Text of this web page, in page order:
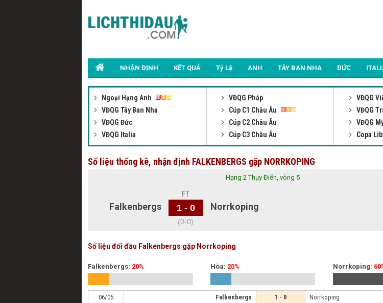
NHẬN ĐỊNH KẾT QUẢ Tỷ Lệ ANH TÂY BAN NHA ĐỨC
Ngoại Hạng Anh
VĐQG Tây Ban Nha
VĐQG Đức
VĐQG Italia
VĐQG Pháp
Cúp C1 Châu Âu
Cúp C2 Châu Âu
Cúp C3 Châu Âu
VĐQG
VĐQG
VĐQG
Copa
Số liệu thống kê, nhận định FALKENBERGS gặp NORRKOPING
Hạng 2 Thụy Điển, vòng 5
Falkenbergs
FT
1 - 0
(0-0)
Norrkoping
Số liệu đối đầu Falkenbergs gặp Norrkoping
Falkenbergs: 20% Hòa: 20% Norrkoping:
06/05 Falkenbergs 1 - 0
Norrkoping